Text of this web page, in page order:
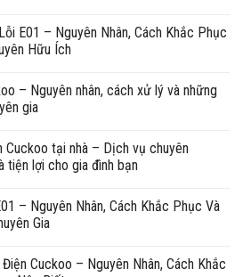
E01 – Nguyên Nhân, Cách Khắc Phục
Hữu Ích
– Nguyên nhân, cách xử lý và những
gia
Cuckoo tại nhà – Dịch vụ chuyên
tiện lợi cho gia đình bạn
– Nguyên Nhân, Cách Khắc Phục Và
Gia
Cuckoo – Nguyên Nhân, Cách Khắc